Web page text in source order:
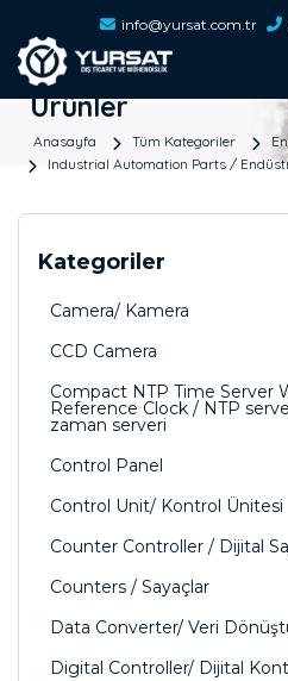
info@yursat.com.tr
Ürünler
Anasayfa Tüm Kategoriler
Industrial Automation Parts /
Kategoriler
Camera/ Kamera
CCD Camera
Compact NTP Time Server
Reference Clock / NTP
zaman serveri
Control Panel
Control Unit/ Kontrol Ünitesi
Counter Controller / Dijital
Counters / Sayaçlar
Data Converter/ Veri
Digital Controller/ Dijital